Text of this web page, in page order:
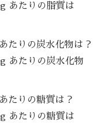
あたりの脂質は
たりの炭水化物は？
あたりの炭水化物
たりの糖質は？
あたりの糖質は